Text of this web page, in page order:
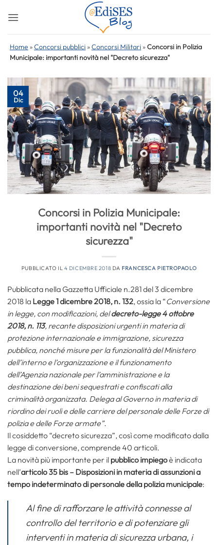
Home »Concorsi pubblici »Concorsi Militari »Concorsi in Polizia
Municipale: importanti novità nel "Decreto sicurezza"
04
Dic
Concorsi in Polizia Municipale:
importanti novità nel "Decreto
sicurezza"
PUBBLICATO IL 4 DICEMBRE 2018 DA FRANCESCA PIETROPAOLO
Pubblicata nella Gazzetta Ufficiale n.281 del 3 dicembre
2018 la Legge 1 dicembre 2018, n. 132, ossia la “Conversione
in legge, con modificazioni, deldecreto-legge 4 ottobre
2018, n. 113, recante disposizioni urgenti in materia di
protezione internazionale e immigrazione, sicurezza
pubblica, nonché misure per la funzionalità del Ministero
dell’interno e l’organizzazione e il funzionamento
dell’Agenzia nazionale per l’amministrazione e la
destinazione dei beni sequestrati e confiscati alla
criminalità organizzata. Delega al Governo in materia di
riordino dei ruoli e delle carriere del personale delle Forze di
polizia e delle Forze armate”.
Il cosiddetto “decreto sicurezza”, così come modificato dalla
legge di conversione, comprende 40 articoli.
La novità più importante per il pubblico impiegoè indicata
nell’articolo 35 bis – Disposizioni in materia di assunzioni a
tempo indeterminato di personale della polizia municipale:
Al fine di rafforzare le attività connesse al
controllo del territorio e di potenziare gli
interventi in materia di sicurezza urbana, i